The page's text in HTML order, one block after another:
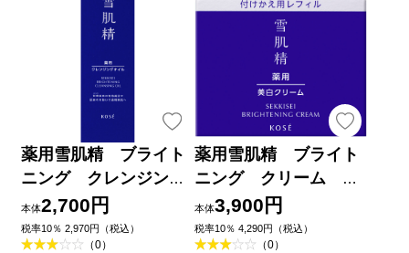
薬用雪肌精 ブライト
ニング クレンジン
グ オイル １５０ｍＬ
コーセー (医薬部外品)
本体2,700円
税率10％ 2,970円（税込）
（0）
薬用雪肌精 ブライト
ニング クリーム
（付けかえ用） ４０ｇ
コーセー (医薬部外品)
本体3,900円
税率10％ 4,290円（税込）
（0）